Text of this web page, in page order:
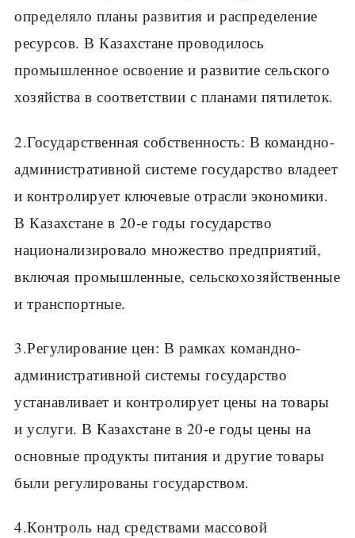
определяло планы развития и распределение
ресурсов. В Казахстане проводилось
промышленное освоение и развитие сельского
хозяйства в соответствии с планами пятилеток.
2.Государственная собственность: В командно-
административной системе государство владеет
и контролирует ключевые отрасли экономики.
В Казахстане в 20-е годы государство
национализировало множество предприятий,
включая промышленные, сельскохозяйственные
и транспортные.
3.Регулирование цен: В рамках командно-
административной системы государство
устанавливает и контролирует цены на товары
и услуги. В Казахстане в 20-е годы цены на
основные продукты питания и другие товары
были регулированы государством.
4.Контроль над средствами массовой